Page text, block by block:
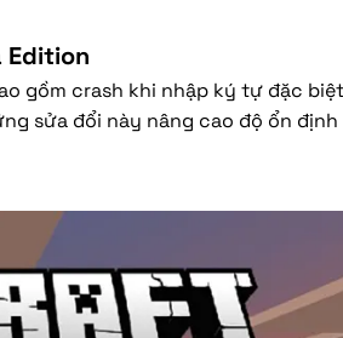
Edition
gồm crash khi nhập ký tự đặc
sửa đổi này nâng cao độ ổn định